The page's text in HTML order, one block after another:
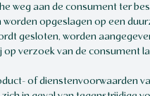
weg aan de consument ter
opgeslagen op een
gesloten, worden
verzoek van de consument
of dienstenvoorwaarden